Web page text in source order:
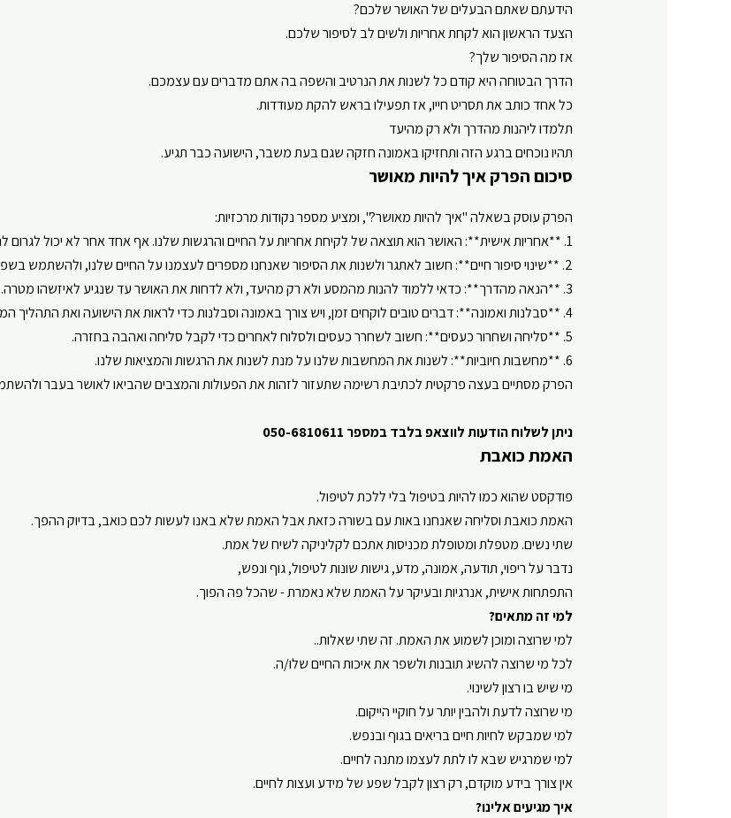
הידעתם שאתם הבעלים של האושר שלכם?
הצעד הראשון הוא לקחת אחריות ולשים לב לסיפור שלכם.
אז מה הסיפור שלך?
הדרך הבטוחה היא קודם כל לשנות את הנרטיב והשפה בה אתם מדברים עם עצמכם.
כל אחד כותב את תסריט חייו, אז תפעילו בראש להקת מעודדות.
תלמדו ליהנות מהדרך ולא רק מהיעד
תהיו נוכחים ברגע הזה ותחזיקו באמונה חזקה שגם בעת משבר, הישועה כבר תגיע.
סיכום הפרק איך להיות מאושר
הפרק עוסק בשאלה "איך להיות מאושר?", ומציע מספר נקודות מרכזיות:
1. **אחריות אישית**: האושר הוא תוצאה של לקיחת אחריות על החיים והרגשות שלנו. אף אחד אחר לא יכול לגרום לנו להיות מאושרים.
2. **שינוי סיפור חיים**: חשוב לאתגר ולשנות את הסיפור שאנחנו מספרים לעצמנו על החיים שלנו, ולהשתמש בשפה חיובית.
3. **הנאה מהדרך**: כדאי ללמוד להנות מהמסע ולא רק מהיעד, ולא לדחות את האושר עד שנגיע לאיזשהו מטרה.
4. **סבלנות ואמונה**: דברים טובים לוקחים זמן, ויש צורך באמונה וסבלנות כדי לראות את הישועה ואת התהליך המלא.
5. **סליחה ושחרור כעסים**: חשוב לשחרר כעסים ולסלוח לאחרים כדי לקבל סליחה ואהבה בחזרה.
6. **מחשבות חיוביות**: לשנות את המחשבות שלנו על מנת לשנות את הרגשות והמציאות שלנו.
הפרק מסתיים בעצה פרקטית לכתיבת רשימה שתעזור לזהות את הפעולות והמצבים שהביאו לאושר בעבר
ניתן לשלוח הודעות לווצאפ בלבד במספר 050-6810611
האמת כואבת
פודקסט שהוא כמו להיות בטיפול בלי ללכתלטיפול.
האמת כואבתוסליחה שאנחנו באות עם בשורה כזאת אבל האמת שלא באנו לעשות לכם כואב, בדיוק ההפך.
שתי נשים. מטפלת ומטופלת מכניסות אתכם לקליניקה לשיח של אמת.
נדבר על ריפוי, תודעה, אמונה, מדע, גישות שונות לטיפול, גוף ונפש,
התפתחות אישית, אנרגיות ובעיקר על האמת שלא נאמרת - שהכל פה הפוך.
למי זה מתאים?
למי שרוצה ומוכן לשמוע את האמת. זה שתי שאלות..
לכל מי שרוצה להשיג תובנות ולשפר את איכות החיים שלו/ה.
מי שיש בו רצון לשינוי.
מי שרוצה לדעת ולהבין יותר על חוקיי הייקום.
למי שמבקש לחיות חיים בריאים בגוף ובנפש.
למי שמרגיש שבא לו לתת לעצמו מתנה לחיים.
אין צורך בידע מוקדם, רק רצון לקבל שפע של מידע ועצות לחיים.
איך מגיעים אלינו?